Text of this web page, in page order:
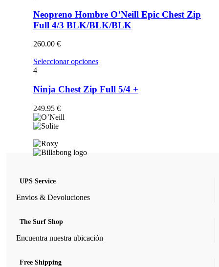
múltiples
variantes.
Las
elegir
página
Neopreno Hombre O’Neill Epic Chest Zip
Full 4/3 BLK/BLK/BLK
260.00 €
Seleccionar opcionesEste
múltiples
variantes.
4
Ninja Chest Zip Full 5/4 +
249.95 €
UPS Service
Envios & Devoluciones
The Surf Shop
Encuentra nuestra ubicación
Free Shipping